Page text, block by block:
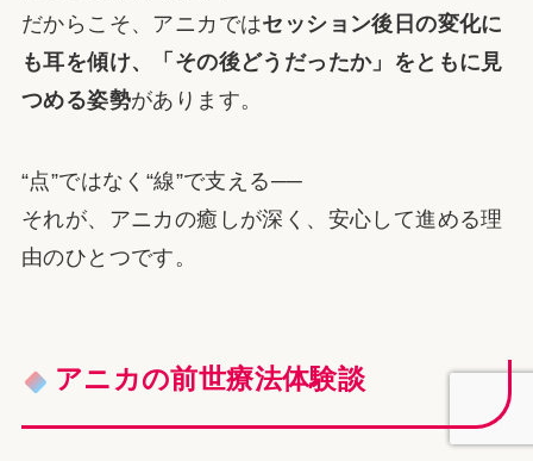
だからこそ、アニカではセッション後日の変化に
も耳を傾け、「その後どうだったか」をともに見
つめる姿勢があります。
“点”ではなく“線”で支える──
それが、アニカの癒しが深く、安心して進める理
由のひとつです。
アニカの前世療法体験談